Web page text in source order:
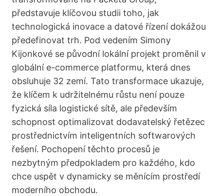
představuje klíčovou studii toho, jak
technologická inovace a datové řízení dokážou
předefinovat trh. Pod vedením Simony
Kijonkové se původní lokální projekt proměnil v
globální e-commerce platformu, která dnes
obsluhuje 32 zemí. Tato transformace ukazuje,
že klíčem k udržitelnému růstu není pouze
fyzická síla logistické sítě, ale především
schopnost optimalizovat dodavatelský řetězec
prostřednictvím inteligentních softwarových
řešení. Pochopení těchto procesů je
nezbytným předpokladem pro každého, kdo
chce uspět v dynamicky se měnícím prostředí
moderního obchodu.